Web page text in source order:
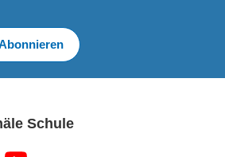
Schule